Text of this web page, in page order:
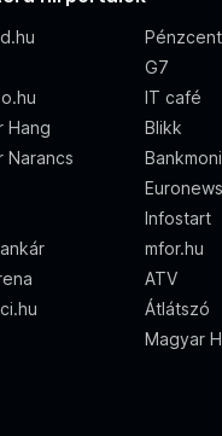
G7
IT café
Hang
Blikk
Narancs
Euronews
Infostart
mfor.hu
ATV
Átlátszó
Magyar